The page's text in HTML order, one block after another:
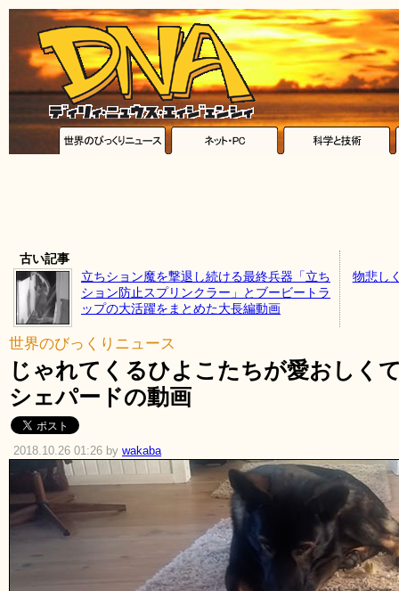
古い記事
立ちション魔を撃退し続ける最終兵器「立ち
ション防止スプリンクラー」とブービートラ
ップの大活躍をまとめた大長編動画
物悲し
世界のびっくりニュース
じゃれてくるひよこたちが愛おしく
シェパードの動画
2018.10.26 01:26 by wakaba